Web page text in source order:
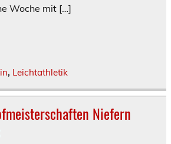
Woche mit […]
, Leichtathletik
Niefern